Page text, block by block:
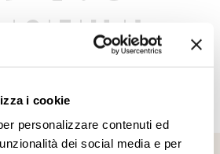
i cookie
personalizzare contenuti ed
dei social media e per